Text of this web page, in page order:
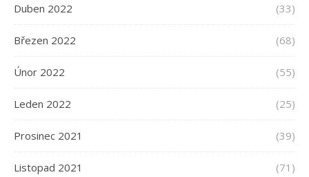
Duben 2022 (33)
Březen 2022 (68)
Únor 2022 (55)
Leden 2022 (25)
Prosinec 2021 (39)
Listopad 2021 (71)